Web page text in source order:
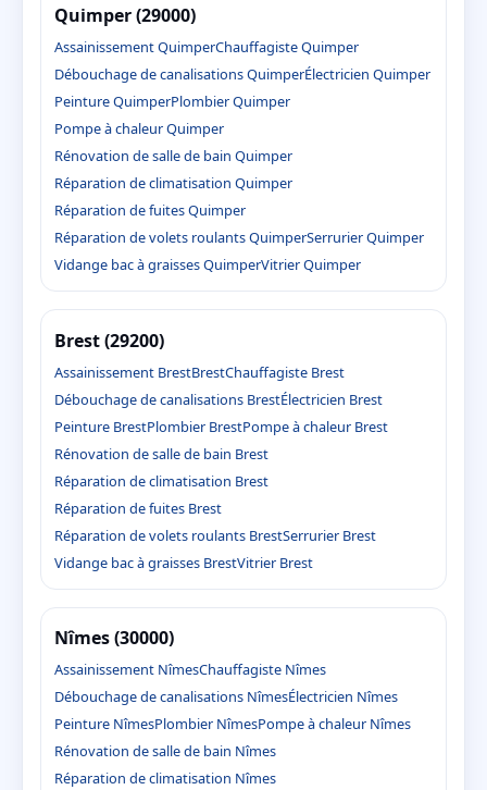
Quimper (29000)
Assainissement QuimperChauffagiste Quimper
Débouchage de canalisations QuimperÉlectricien Quimper
Peinture QuimperPlombier Quimper
Pompe à chaleur Quimper
Rénovation de salle de bain Quimper
Réparation de climatisation Quimper
Réparation de fuites Quimper
Réparation de volets roulants QuimperSerrurier Quimper
Vidange bac à graisses QuimperVitrier Quimper
Brest (29200)
Assainissement BrestBrestChauffagiste Brest
Débouchage de canalisations BrestÉlectricien Brest
Peinture BrestPlombier BrestPompe à chaleur Brest
Rénovation de salle de bain Brest
Réparation de climatisation Brest
Réparation de fuites Brest
Réparation de volets roulants BrestSerrurier Brest
Vidange bac à graisses BrestVitrier Brest
Nîmes (30000)
Assainissement NîmesChauffagiste Nîmes
Débouchage de canalisations NîmesÉlectricien Nîmes
Peinture NîmesPlombier NîmesPompe à chaleur Nîmes
Rénovation de salle de bain Nîmes
Réparation de climatisation Nîmes